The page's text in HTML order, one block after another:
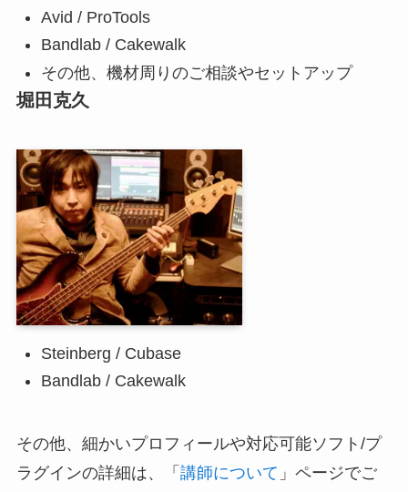
Avid / ProTools
Bandlab / Cakewalk
その他、機材周りのご相談やセットアップ
堀田克久
Steinberg / Cubase
Bandlab / Cakewalk
その他、細かいプロフィールや対応可能ソフト/プ
ラグインの詳細は、「 講師について 」ページでご